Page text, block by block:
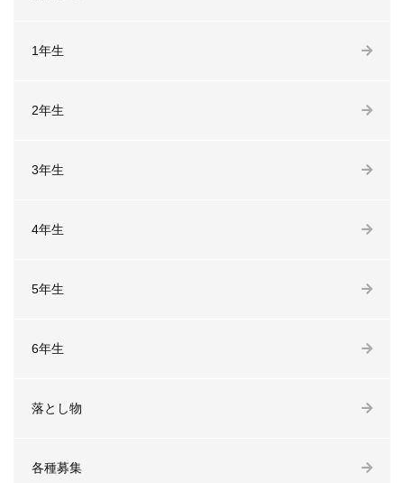
1年生
2年生
3年生
4年生
5年生
6年生
落とし物
各種募集